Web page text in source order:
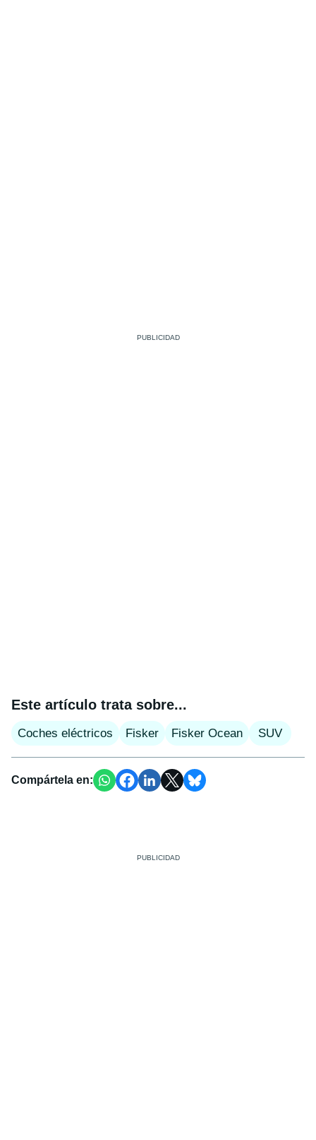
Este artículo trata sobre...
Coches eléctricos Fisker Fisker Ocean SUV
Compártela en: